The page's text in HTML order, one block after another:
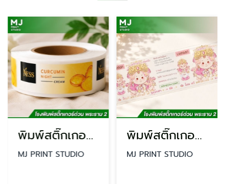
พิมพ์สติ๊กเกอร์ติดฉลากเครื่องสำอาง
MJ PRINT STUDIO
พิมพ์สติ๊กเกอร์ PP ใสกันน้ำ
MJ PRINT STUDIO